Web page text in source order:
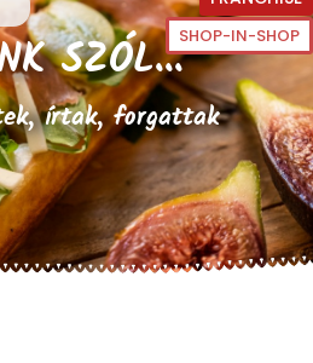
SHOP-IN-SHOP
SZÓL...
írtak, forgattak